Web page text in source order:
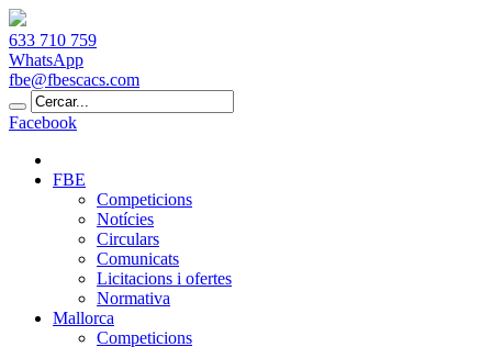
633 710 759
WhatsApp
fbe@fbescacs.com
Facebook
FBE
Competicions
Notícies
Circulars
Comunicats
Licitacions i ofertes
Normativa
Mallorca
Competicions